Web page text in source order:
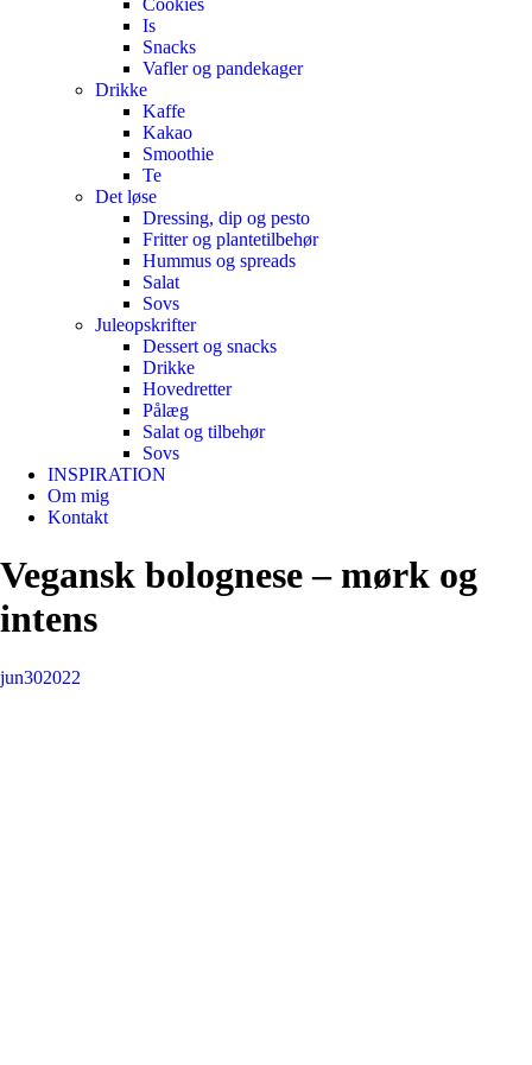
Cookies
Is
Snacks
Vafler og pandekager
Drikke
Kaffe
Kakao
Smoothie
Te
Det løse
Dressing, dip og pesto
Fritter og plantetilbehør
Hummus og spreads
Salat
Sovs
Juleopskrifter
Dessert og snacks
Drikke
Hovedretter
Pålæg
Salat og tilbehør
Sovs
INSPIRATION
Om mig
Kontakt
Vegansk bolognese – mørk og
intens
jun302022